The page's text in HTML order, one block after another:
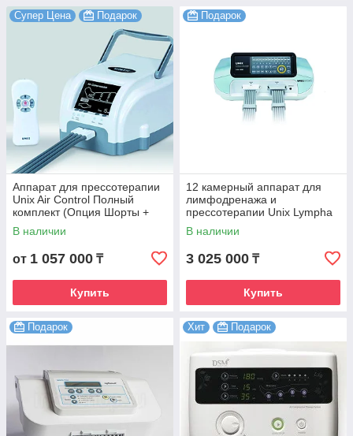
Супер Цена Подарок
Аппарат для прессотерапии
Unix Air Control Полный
комплект (Опция Шорты +
Опция Рука 2 шт + Т
коннектор)
В наличии
от 1 057 000 ₸
Купить
Подарок
12 камерный аппарат для
лимфодренажа и
прессотерапии Unix Lympha
Master
В наличии
3 025 000 ₸
Купить
Подарок Хит Подарок